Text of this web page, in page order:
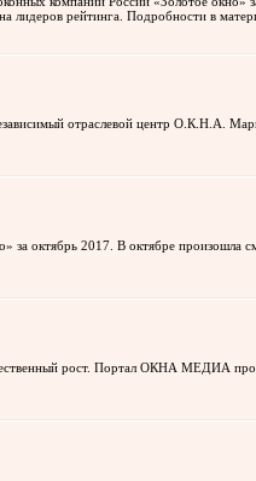
рейтинга. Подробности в
отраслевой центр О.К.Н.А.
октябрь 2017. В октябре произошла
рост. Портал ОКНА МЕДИА